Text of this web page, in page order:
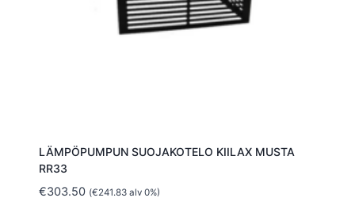
LÄMPÖPUMPUN SUOJAKOTELO KIILAX MUSTA
RR33
€303.50 (€241.83alv 0%)